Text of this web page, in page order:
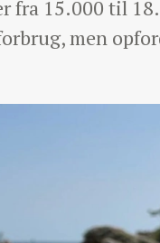
fra 15.000 til
men